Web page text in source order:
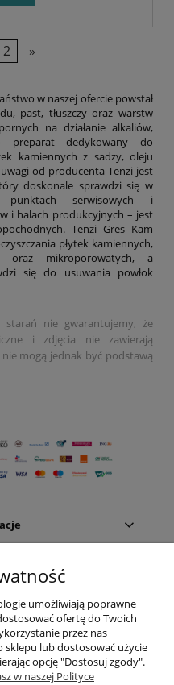
2 »
w naszej ofercie powstał
past, tłuszczy oraz warstw
na działanie alkaliów,
dedykowany do
kamiennych z sadzy, oleju
od producenta Tenzi jest
doskonale sprawdzi się w
punktach serwisowych i
i halach produkcyjnych – jest
Tenzi Gres Kam
płytek kamiennych,
oraz mikroporowatych, a
się do usuwania powłok
starań nie gwarantujemy, że
i zdjęcia nie zawierają
mogą jednak być podstawą
umożliwiają poprawne
ofertę do Twoich
przez nas
sklepu lub dostosować użycie
opcję "Dostosuj zgody".
w naszej Polityce